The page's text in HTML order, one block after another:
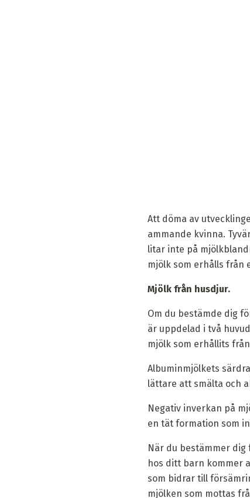
Att döma av
ammande kvinna.
litar inte på
mjölk som erhålls från
Mjölk från husdjur.
Om du bestämde dig
är uppdelad i två
mjölk som erhållits
Albuminmjölkets
lättare att smälta och
Negativ inverkan på
en tät formation som
När du bestämmer
hos ditt barn kommer
som bidrar till
mjölken som mottas